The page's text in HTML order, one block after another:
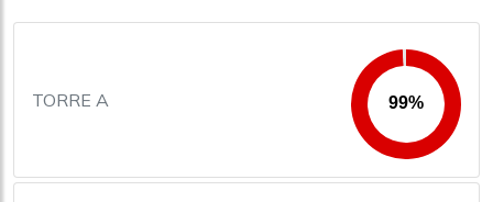
TORRE A